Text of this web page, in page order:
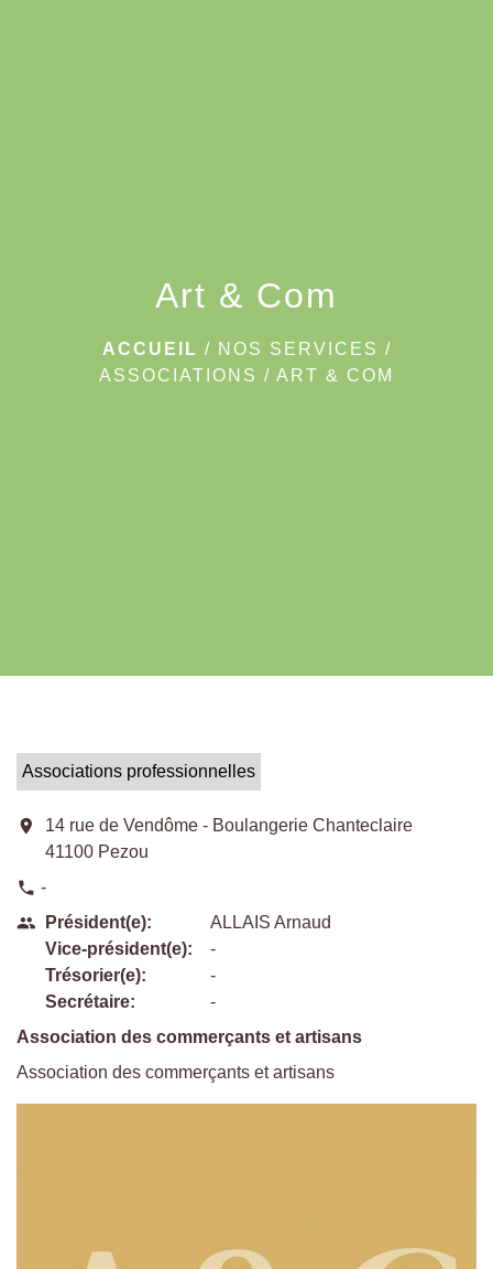
Art & Com
ACCUEIL / NOS SERVICES /
ASSOCIATIONS / ART & COM
Associations professionnelles
location_on
14 rue de Vendôme - Boulangerie Chanteclaire
41100 Pezou
phone -
people
Président(e):
Vice-président(e):
Trésorier(e):
Secrétaire:
ALLAIS Arnaud
-
-
-
Association des commerçants et artisans
Association des commerçants et artisans